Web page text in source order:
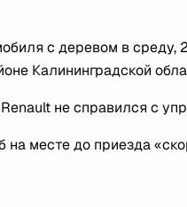
с деревом в среду,
Калининградской
не справился с
на месте до приезда